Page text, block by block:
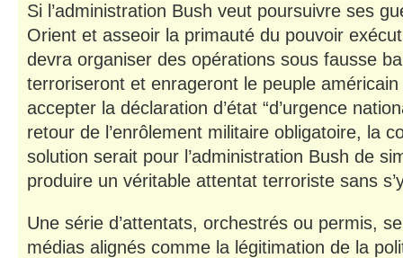
Si l’administration Bush veut poursuivre ses
Orient et asseoir la primauté du pouvoir
devra organiser des opérations sous fausse
terroriseront et enrageront le peuple
accepter la déclaration d’état “d’urgence
retour de l’enrôlement militaire obligatoire, la
solution serait pour l’administration Bush de
produire un véritable attentat terroriste sans
Une série d’attentats, orchestrés ou permis,
médias alignés comme la légitimation de la